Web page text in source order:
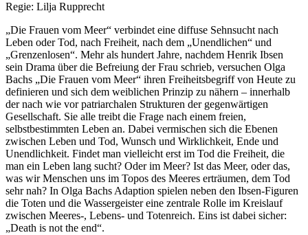
Regie: Lilja Rupprecht
„Die Frauen vom Meer“ verbindet eine diffuse Sehnsucht nach
Leben oder Tod, nach Freiheit, nach dem „Unendlichen“ und
„Grenzenlosen“. Mehr als hundert Jahre, nachdem Henrik Ibsen
sein Drama über die Befreiung der Frau schrieb, versuchen Olga
Bachs „Die Frauen vom Meer“ ihren Freiheitsbegriff von Heute zu
definieren und sich dem weiblichen Prinzip zu nähern ­– innerhalb
der nach wie vor patriarchalen Strukturen der gegenwärtigen
Gesellschaft. Sie alle treibt die Frage nach einem freien,
selbstbestimmten Leben an. Dabei vermischen sich die Ebenen
zwischen Leben und Tod, Wunsch und Wirklichkeit, Ende und
Unendlichkeit. Findet man vielleicht erst im Tod die Freiheit, die
man ein Leben lang sucht? Oder im Meer? Ist das Meer, oder das,
was wir Menschen uns im Topos des Meeres erträumen, dem Tod
sehr nah? In Olga Bachs Adaption spielen neben den Ibsen-Figuren
die Toten und die Wassergeister eine zentrale Rolle im Kreislauf
zwischen Meeres-, Lebens- und Totenreich. Eins ist dabei sicher:
„Death is not the end“.